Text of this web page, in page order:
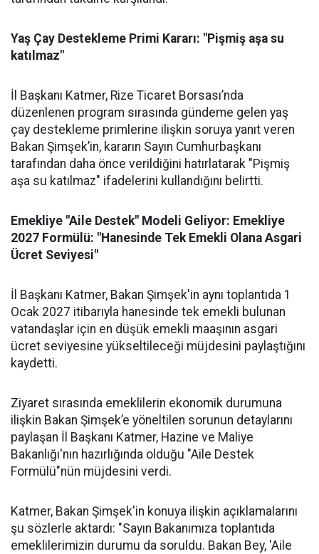
Yaş Çay Destekleme Primi Kararı: "Pişmiş aşa su
katılmaz"
İl Başkanı Katmer, Rize Ticaret Borsası’nda
düzenlenen program sırasında gündeme gelen yaş
çay destekleme primlerine ilişkin soruya yanıt veren
Bakan Şimşek’in, kararın Sayın Cumhurbaşkanı
tarafından daha önce verildiğini hatırlatarak "Pişmiş
aşa su katılmaz" ifadelerini kullandığını belirtti.
Emekliye "Aile Destek" Modeli Geliyor: Emekliye
2027 Formülü: "Hanesinde Tek Emekli Olana Asgari
Ücret Seviyesi"
İl Başkanı Katmer, Bakan Şimşek'in aynı toplantıda 1
Ocak 2027 itibarıyla hanesinde tek emekli bulunan
vatandaşlar için en düşük emekli maaşının asgari
ücret seviyesine yükseltileceği müjdesini paylaştığını
kaydetti.
Ziyaret sırasında emeklilerin ekonomik durumuna
ilişkin Bakan Şimşek’e yöneltilen sorunun detaylarını
paylaşan İl Başkanı Katmer, Hazine ve Maliye
Bakanlığı'nın hazırlığında olduğu "Aile Destek
Formülü"nün müjdesini verdi.
Katmer, Bakan Şimşek'in konuya ilişkin açıklamalarını
şu sözlerle aktardı: "Sayın Bakanımıza toplantıda
emeklilerimizin durumu da soruldu. Bakan Bey, 'Aile